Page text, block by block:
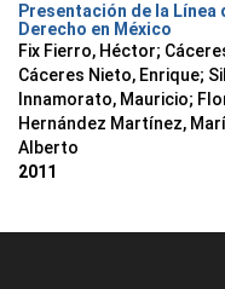
Presentación de la
Derecho en México
Fix Fierro, Héctor;
Cáceres Nieto, Enrique;
Innamorato, Mauricio;
Hernández Martínez,
Alberto
2011